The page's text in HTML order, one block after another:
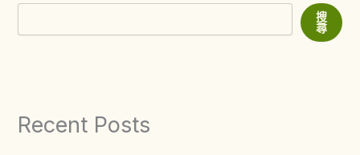
搜
尋
Recent Posts